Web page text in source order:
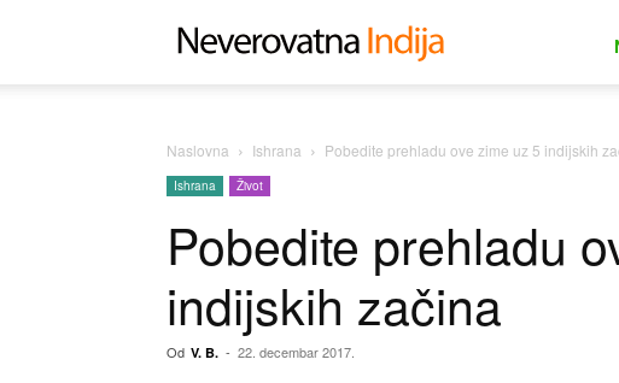
Naslovna Ishrana Pobedite prehladu ove zime uz 5 indijskih
Ishrana Život
Pobedite prehladu
indijskih začina
Od V. B. - 22. decembar 2017.